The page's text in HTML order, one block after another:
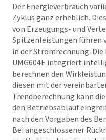
Der Energieverbrauch
Zyklus ganz erheblich.
von Erzeugungs- und
Spitzenleistungen führen
in der Stromrechnung.
UMG604E integriert
berechnen den
diesen mit der
Trendberechnung kann
den Betriebsablauf
nach den Vorgaben des
Bei angeschlossener